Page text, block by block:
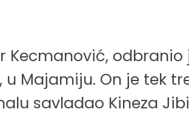
Kecmanović,
u Majamiju. On je tek
savladao Kineza